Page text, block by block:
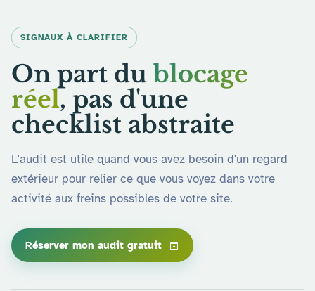
SIGNAUX À CLARIFIER
On part du blocage
réel, pas d'une
checklist abstraite
L'audit est utile quand vous avez besoin d'un regard
extérieur pour relier ce que vous voyez dans votre
activité aux freins possibles de votre site.
Réserver mon audit gratuit